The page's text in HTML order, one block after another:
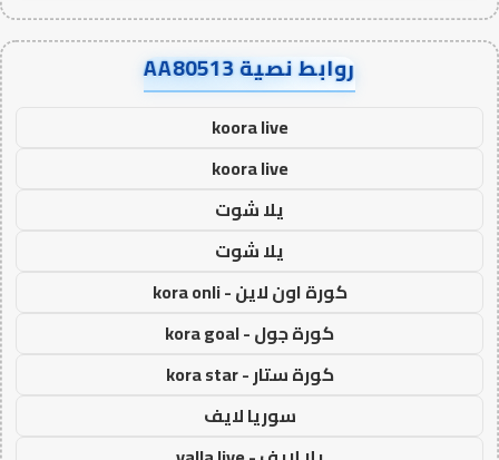
روابط نصية AA80513
koora live
koora live
يلا شوت
يلا شوت
كورة اون لاين - kora onli
كورة جول - kora goal
كورة ستار - kora star
سوريا لايف